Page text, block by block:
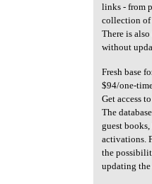
links - from
collection of
There is
without
Fresh base
$94/one-
Get access
The
guest
activations.
the
updating the